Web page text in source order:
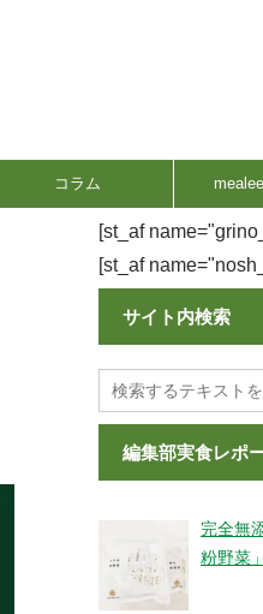
コラム
[st_af
[st_af
サイト内検索
編集部実食レポ
完全無
粉野菜